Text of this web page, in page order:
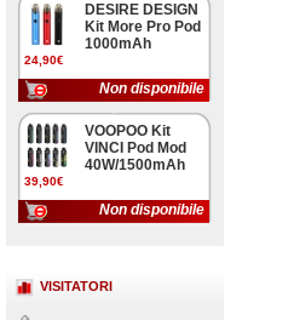
24,90€
DESIRE DESIGN
Kit More Pro Pod
1000mAh
Non disponibile
39,90€
VOOPOO Kit
VINCI Pod Mod
40W/1500mAh
Non disponibile
VISITATORI